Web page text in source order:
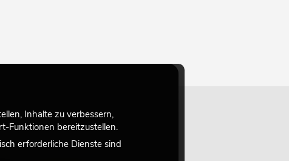
Inhalte zu verbessern,
Funktionen bereitzustellen.
erforderliche Dienste sind